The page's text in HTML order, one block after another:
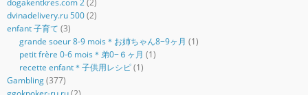
dvinadelivery.ru 500(2)
enfant 子育て (3)
grande soeur 8-9 mois＊お姉ちゃん8−9ヶ月 (1)
petit frère 0-6 mois＊弟0−６ヶ月 (1)
recette enfant＊子供用レシピ(1)
Gambling(377)